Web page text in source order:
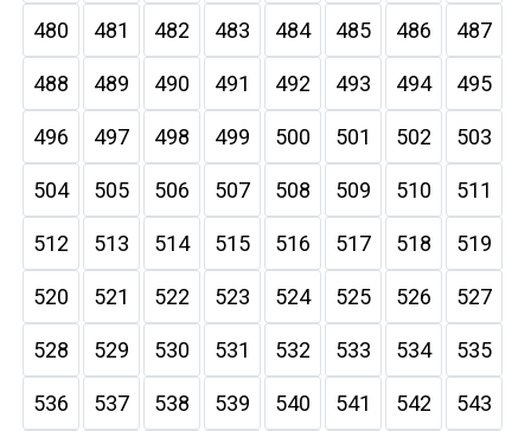
480 481 482 483 484 485 486 487
488 489 490 491 492 493 494 495
496 497 498 499 500 501 502 503
504 505 506 507 508 509 510 511
512 513 514 515 516 517 518 519
520 521 522 523 524 525 526 527
528 529 530 531 532 533 534 535
536 537 538 539 540 541 542 543